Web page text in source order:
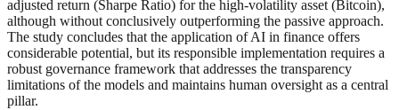
adjusted return (Sharpe Ratio) for the high-volatility asset (Bitcoin),
although without conclusively outperforming the passive approach.
The study concludes that the application of AI in finance offers
considerable potential, but its responsible implementation requires a
robust governance framework that addresses the transparency
limitations of the models and maintains human oversight as a central
pillar.